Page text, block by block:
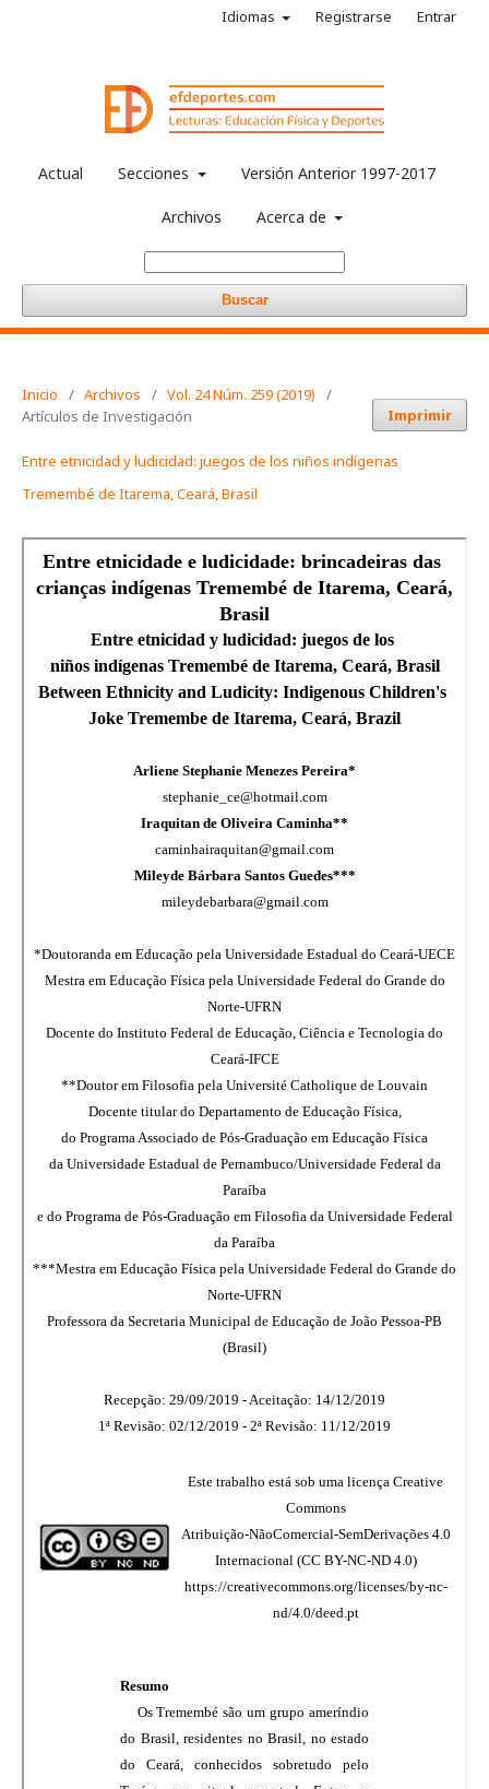
Actual Secciones Versión Anterior 1997-2017
Archivos Acerca de
Buscar
Idiomas Registrarse Entrar
Inicio / Archivos / Vol. 24 Núm. 259 (2019)
/
Artículos de Investigación
Imprimir
Entre etnicidad y ludicidad: juegos de los niños indígenas
Tremembé de Itarema, Ceará, Brasil